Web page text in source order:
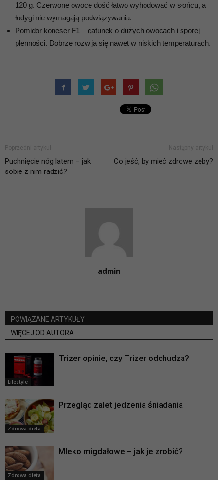
120 g. Czerwone owoce dość łatwo wyhodować w słońcu, a
łodygi nie wymagają podwiązywania.
Pomidor koneser F1 – gatunek o dużych owocach i sporej
plenności. Dobrze rozwija się nawet w niskich temperaturach.
Poprzedni artykuł
Puchnięcie nóg latem – jak
sobie z nim radzić?
Następny artykuł
Co jeść, by mieć zdrowe zęby?
admin
POWIĄZANE ARTYKUŁY
WIĘCEJ OD AUTORA
Lifestyle
Trizer opinie, czy Trizer odchudza?
Zdrowa dieta
Przegląd zalet jedzenia śniadania
Zdrowa dieta
Mleko migdałowe – jak je zrobić?